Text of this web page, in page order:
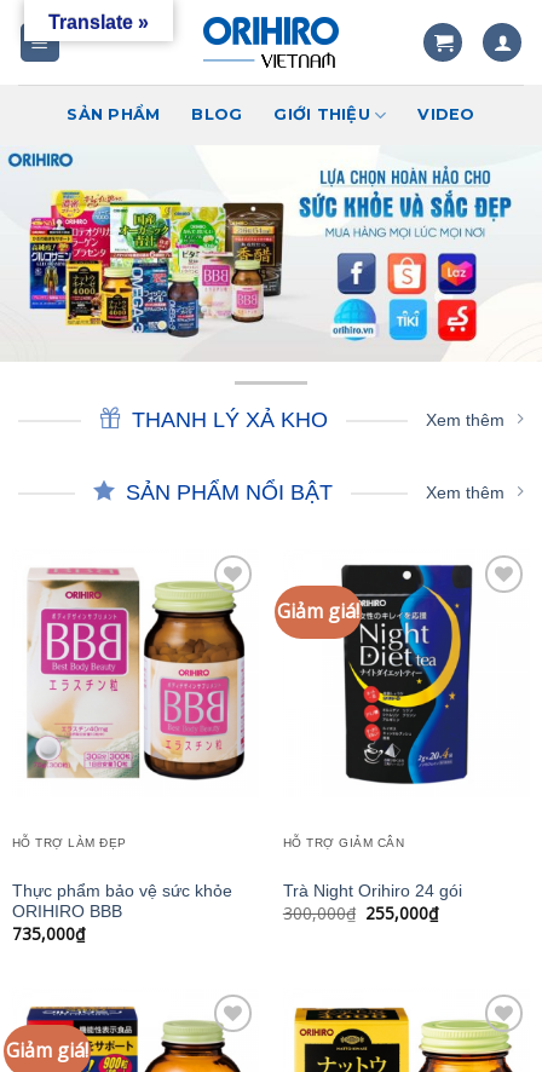
SẢN PHẨM BLOG GIỚI THIỆU VIDEO
THANH LÝ XẢ KHO Xem thêm
SẢN PHẨM NỔI BẬT Xem thêm
Add to
wishlist
HỖ TRỢ LÀM ĐẸP
Thực phẩm bảo vệ sức khỏe
ORIHIRO BBB
735,000₫
Giảm giá!
wishlist
HỖ TRỢ GIẢM CÂN
Trà Night Orihiro 24 gói
300,000₫ Giá
255,000₫Giá
hiện
Giảm giá!
Translate »